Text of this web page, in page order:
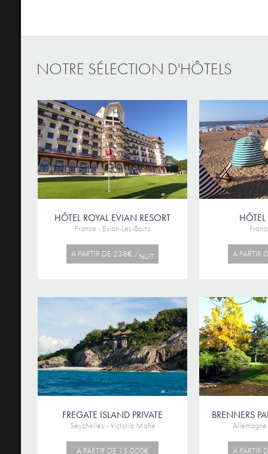
NOTRE SÉLECTION D'HÔTELS
HÔTEL ROYAL EVIAN RESORT
France - Evian-Les-Bains
A PARTIR DE 238€ /NUIT A
FREGATE ISLAND PRIVATE
Seychelles - Victoria Mahé
A PARTIR DE 15,000€
BRENNERS
A